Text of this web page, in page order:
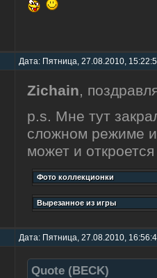
Дата: Пятница, 27.08.2010,
Zichain,
p.s. Мне тут
сложном режиме
может и
Дата: Пятница, 27.08.2010,
Quote (BECK)